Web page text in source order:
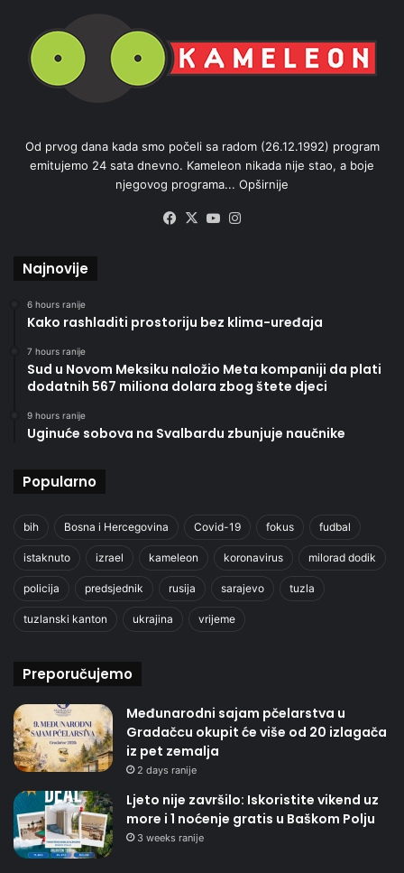
Od prvog dana kada smo počeli sa radom (26.12.1992) program
emitujemo 24 sata dnevno. Kameleon nikada nije stao, a boje
njegovog programa... Opširnije
Facebook
X YouTube
Najnovije
6 hours ranije
Kako rashladiti prostoriju bez klima-uređaja
7 hours ranije
Sud u Novom Meksiku naložio Meta kompaniji da plati
dodatnih 567 miliona dolara zbog štete djeci
9 hours ranije
Uginuće sobova na Svalbardu zbunjuje naučnike
Popularno
bih Bosna i Hercegovina Covid-19 fokus fudbal
istaknuto izrael kameleon koronavirus milorad dodik
policija predsjednik rusija sarajevo tuzla
tuzlanski kanton ukrajina vrijeme
Preporučujemo
Međunarodni sajam pčelarstva u
Gradačcu okupit će više od 20 izlagača
iz pet zemalja
2 days ranije
Ljeto nije završilo: Iskoristite vikend uz
more i 1 noćenje gratis u Baškom Polju
3 weeks ranije